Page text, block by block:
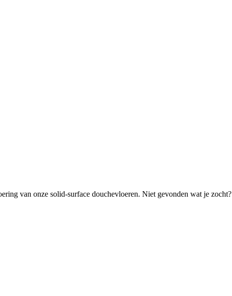
van onze solid-surface douchevloeren. Niet gevonden wat je zocht?